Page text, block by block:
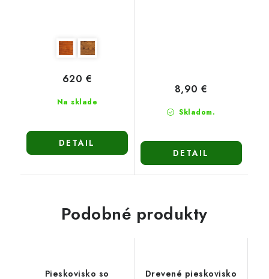
Na sklade
620 €
DETAIL
Skladom.
8,90 €
DETAIL
Podobné produkty
Pieskovisko so Drevené pieskovisko